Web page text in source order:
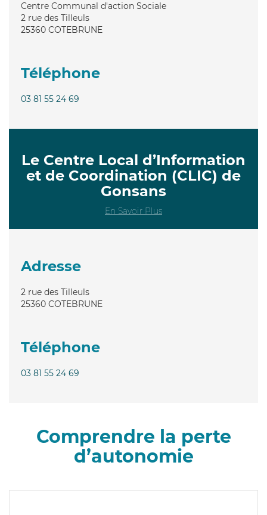
Centre Communal d'action Sociale
2 rue des Tilleuls
25360 COTEBRUNE
Téléphone
03 81 55 24 69
Le Centre Local d’Information
et de Coordination (CLIC) de
Gonsans
En Savoir Plus
Adresse
2 rue des Tilleuls
25360 COTEBRUNE
Téléphone
03 81 55 24 69
Comprendre la perte
d’autonomie